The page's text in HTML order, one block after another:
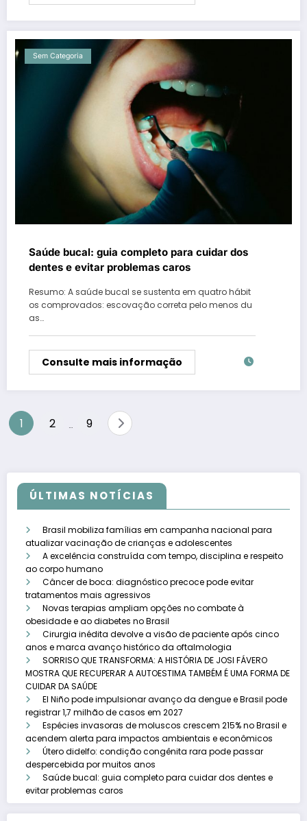
Sem Categoria
Saúde bucal: guia completo para cuidar dos
dentes e evitar problemas caros
Resumo: A saúde bucal se sustenta em quatro hábit
os comprovados: escovação correta pelo menos du
as…
Consulte mais informação
Paginação
1 2 … 9
ÚLTIMAS NOTÍCIAS
Brasil mobiliza famílias em campanha nacional para
atualizar vacinação de crianças e adolescentes
A excelência construída com tempo, disciplina e respeito
ao corpo humano
Câncer de boca: diagnóstico precoce pode evitar
tratamentos mais agressivos
Novas terapias ampliam opções no combate à
obesidade e ao diabetes no Brasil
Cirurgia inédita devolve a visão de paciente após cinco
anos e marca avanço histórico da oftalmologia
SORRISO QUE TRANSFORMA: A HISTÓRIA DE JOSI FÁVERO
MOSTRA QUE RECUPERAR A AUTOESTIMA TAMBÉM É UMA FORMA DE
CUIDAR DA SAÚDE
El Niño pode impulsionar avanço da dengue e Brasil pode
registrar 1,7 milhão de casos em 2027
Espécies invasoras de moluscos crescem 215% no Brasil e
acendem alerta para impactos ambientais e econômicos
Útero didelfo: condição congênita rara pode passar
despercebida por muitos anos
Saúde bucal: guia completo para cuidar dos dentes e
evitar problemas caros